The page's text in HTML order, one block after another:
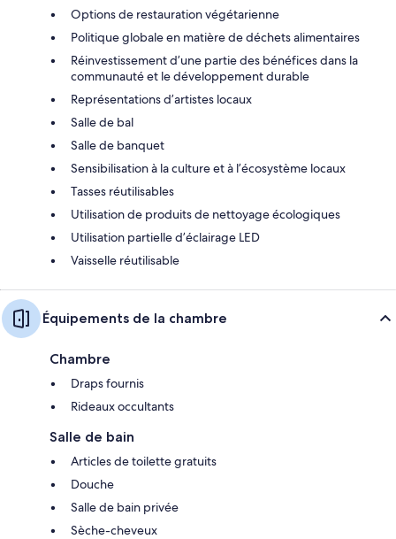
Options de restauration végétarienne
Politique globale en matière de déchets alimentaires
Réinvestissement d’une partie des bénéfices dans la
communauté et le développement durable
Représentations d’artistes locaux
Salle de bal
Salle de banquet
Sensibilisation à la culture et à l’écosystème locaux
Tasses réutilisables
Utilisation de produits de nettoyage écologiques
Utilisation partielle d’éclairage LED
Vaisselle réutilisable
Équipements de la chambre
Chambre
Draps fournis
Rideaux occultants
Salle de bain
Articles de toilette gratuits
Douche
Salle de bain privée
Sèche-cheveux